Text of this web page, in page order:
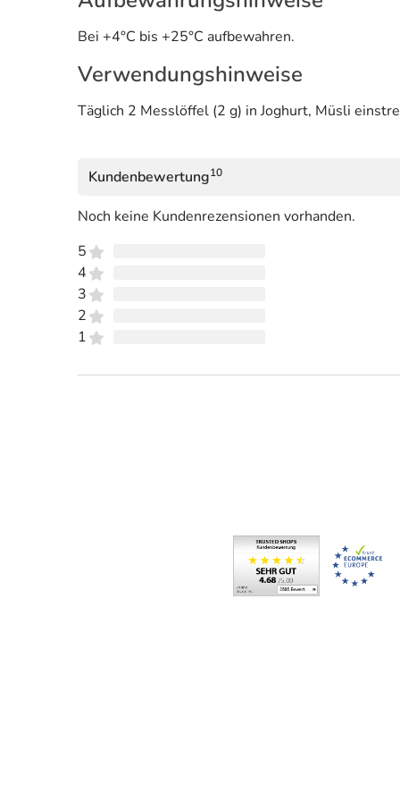
Bei +4°C bis +25°C aufbewahren.
Verwendungshinweise
Täglich 2 Messlöffel (2 g) in Joghurt, Müsli
Kundenbewertung10
Noch keine Kundenrezensionen vorhanden.
5
4
3
2
1